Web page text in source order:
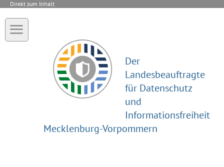
Direkt zum Inhalt
Der
Landesbeauftragte
für Datenschutz
und
Informationsfreiheit
Mecklenburg-Vorpommern